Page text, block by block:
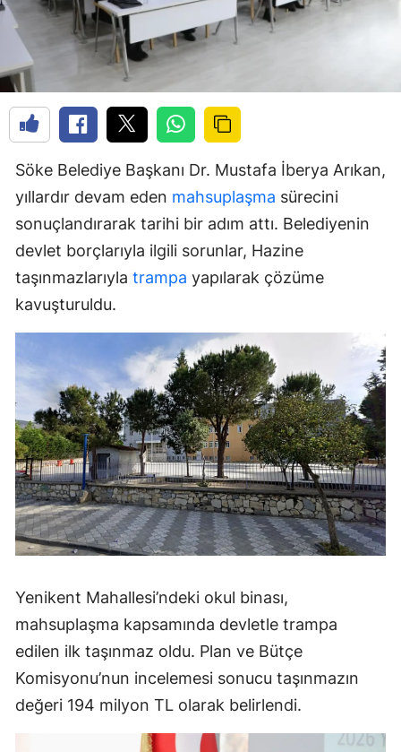
Söke Belediye Başkanı Dr. Mustafa İberya Arıkan,
yıllardır devam eden mahsuplaşma sürecini
sonuçlandırarak tarihi bir adım attı. Belediyenin
devlet borçlarıyla ilgili sorunlar, Hazine
taşınmazlarıyla trampa yapılarak çözüme
kavuşturuldu.
Yenikent Mahallesi’ndeki okul binası,
mahsuplaşma kapsamında devletle trampa
edilen ilk taşınmaz oldu. Plan ve Bütçe
Komisyonu’nun incelemesi sonucu taşınmazın
değeri 194 milyon TL olarak belirlendi.